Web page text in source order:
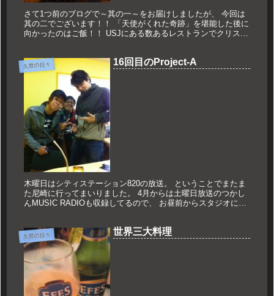
さて1つ前のブログで～其の一～をお届けしましたが、 今回は
其の二でございます！！ 「天使がくれた奇跡」を堪能した後に
向かったのはご飯！！ USJにある数あるレストランでクリスマ
久世の日々 16回目のProject-A
木曜日はシティステーション820の放送。 ということでまたま
た尼崎に行ってまいりました。 4月からは土曜日放送のつかし
んMUSIC RADIOも収録してるので、 お昼前からスタジオにお
久世の日々 世界三大料理